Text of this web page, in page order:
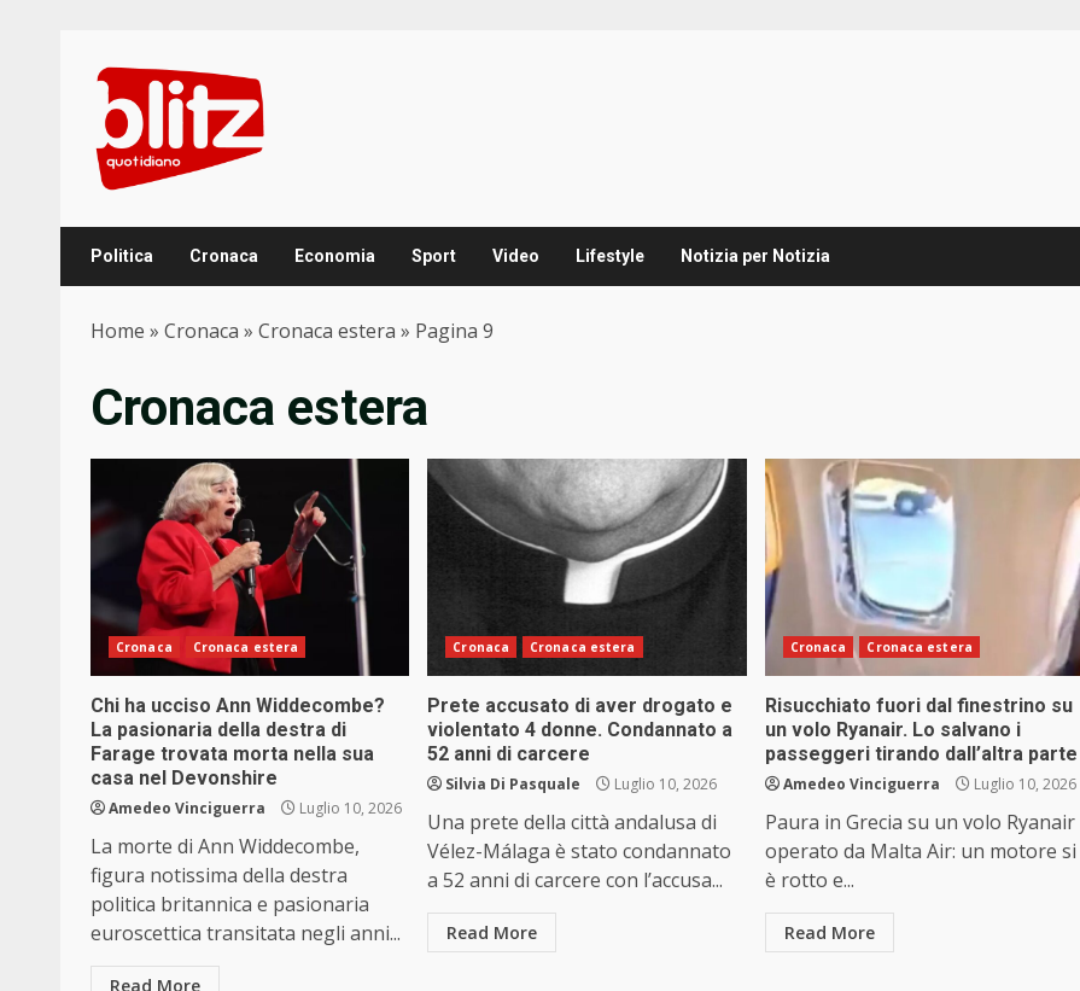
content
Politica Cronaca Economia Sport Video Lifestyle Notizia per Notizia
Home » Cronaca » Cronaca estera » Pagina 9
Cronaca estera
Cronaca Cronaca estera
Chi ha ucciso Ann Widdecombe?
La pasionaria della destra di
Farage trovata morta nella sua
casa nel Devonshire
Amedeo Vinciguerra Luglio 10, 2026
La morte di Ann Widdecombe,
figura notissima della destra
politica britannica e pasionaria
euroscettica transitata negli anni...
Read More
Cronaca Cronaca estera
Prete accusato di aver drogato e
violentato 4 donne. Condannato a
52 anni di carcere
Silvia Di Pasquale Luglio 10, 2026
Una prete della città andalusa di
Vélez-Málaga è stato condannato
a 52 anni di carcere con l’accusa...
Read More
Cronaca Cronaca estera
Risucchiato fuori dal finestrino su
un volo Ryanair. Lo salvano i
passeggeri tirando dall’altra parte
Amedeo Vinciguerra Luglio 10, 2026
Paura in Grecia su un volo Ryanair
operato da Malta Air: un motore si
è rotto e...
Read More